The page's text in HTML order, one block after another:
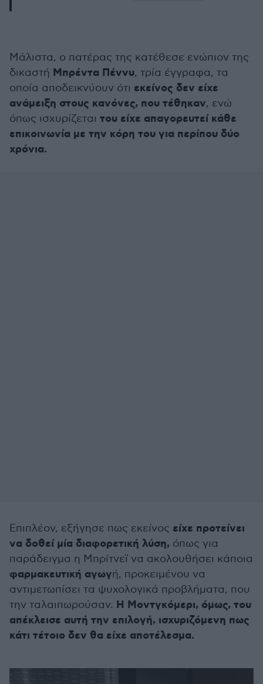
Μάλιστα, ο πατέρας της κατέθεσε ενώπιον της
δικαστή Μπρέντα Πέννυ, τρία έγγραφα, τα
οποία αποδεικνύουν ότι εκείνος δεν είχε
ανάμειξη στους κανόνες, που τέθηκαν, ενώ
όπως ισχυρίζεται του είχε απαγορευτεί κάθε
επικοινωνία με την κόρη του για περίπου δύο
χρόνια.
Επιπλέον, εξήγησε πως εκείνος είχε προτείνει
να δοθεί μία διαφορετική λύση, όπως για
παράδειγμα η Μπρίτνεϊ να ακολουθήσει κάποια
φαρμακευτική αγωγή, προκειμένου να
αντιμετωπίσει τα ψυχολογικά προβλήματα, που
την ταλαιπωρούσαν. Η Μοντγκόμερι, όμως, του
απέκλεισε αυτή την επιλογή, ισχυριζόμενη πως
κάτι τέτοιο δεν θα είχε αποτέλεσμα.